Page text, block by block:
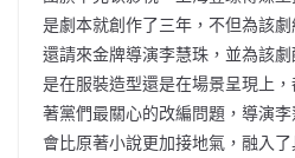
是劇本就創作了三年，不但為該
還請來金牌導演李慧珠，並為該
是在服裝造型還是在場景呈現上
著黨們最關心的改編問題，導演
會比原著小說更加接地氣，融入